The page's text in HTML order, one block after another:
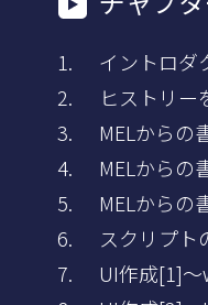
イントロダ
ヒストリー
MELからの
MELからの
MELからの
スクリプト
UI作成[1]